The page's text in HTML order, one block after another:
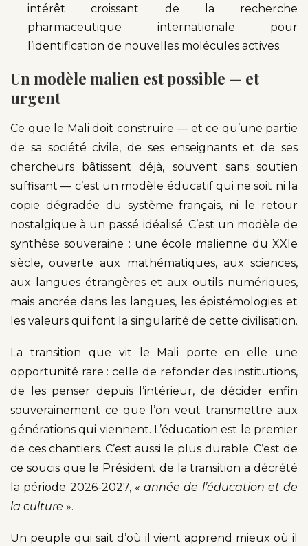
intérêt croissant de la recherche
pharmaceutique internationale pour
l’identification de nouvelles molécules actives.
Un modèle malien est possible — et
urgent
Ce que le Mali doit construire — et ce qu’une partie
de sa société civile, de ses enseignants et de ses
chercheurs bâtissent déjà, souvent sans soutien
suffisant — c’est un modèle éducatif qui ne soit ni la
copie dégradée du système français, ni le retour
nostalgique à un passé idéalisé. C’est un modèle de
synthèse souveraine : une école malienne du XXIe
siècle, ouverte aux mathématiques, aux sciences,
aux langues étrangères et aux outils numériques,
mais ancrée dans les langues, les épistémologies et
les valeurs qui font la singularité de cette civilisation.
La transition que vit le Mali porte en elle une
opportunité rare : celle de refonder des institutions,
de les penser depuis l’intérieur, de décider enfin
souverainement ce que l’on veut transmettre aux
générations qui viennent. L’éducation est le premier
de ces chantiers. C’est aussi le plus durable. C’est de
ce soucis que le Président de la transition a décrété
la période 2026-2027, « année de l’éducation et de
la culture ».
Un peuple qui sait d’où il vient apprend mieux où il